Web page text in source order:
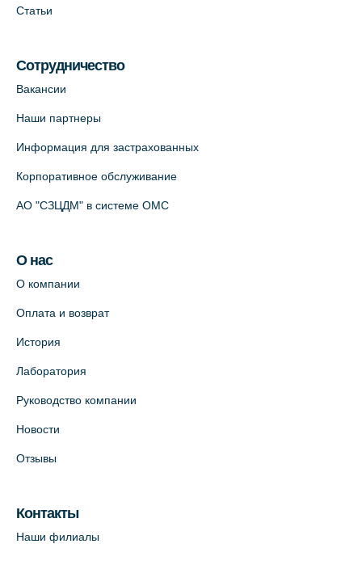
Статьи
Сотрудничество
Вакансии
Наши партнеры
Информация для застрахованных
Корпоративное обслуживание
АО "СЗЦДМ" в системе ОМС
О нас
О компании
Оплата и возврат
История
Лаборатория
Руководство компании
Новости
Отзывы
Контакты
Наши филиалы